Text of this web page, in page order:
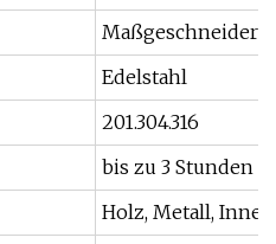
Maßgeschneidert
Edelstahl
201.304.316
bis zu 3 Stunden
Holz, Metall,